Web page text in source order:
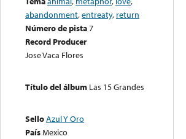
abandonment,entreaty, return
Número de pista7
Record Producer
Jose Vaca Flores
Título del álbum Las 15 Grandes
SelloAzul Y Oro
PaísMexico